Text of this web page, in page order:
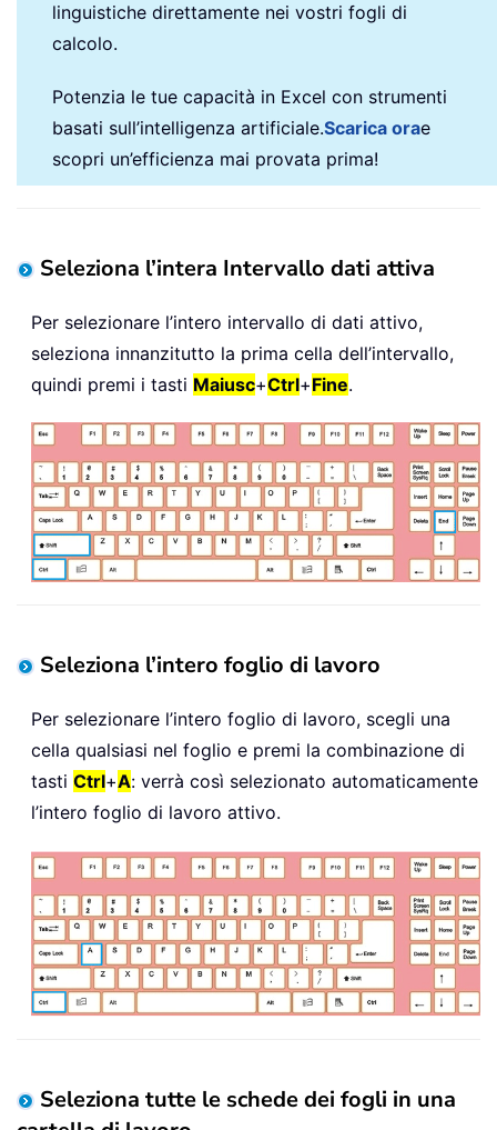
linguistiche direttamente nei vostri fogli di
calcolo.
Potenzia le tue capacità in Excel con strumenti
basati sull’intelligenza artificiale.Scarica orae
scopri un’efficienza mai provata prima!
Seleziona l’intera Intervallo dati attiva
Per selezionare l’intero intervallo di dati attivo,
seleziona innanzitutto la prima cella dell’intervallo,
quindi premi i tasti Maiusc+Ctrl+Fine.
Seleziona l’intero foglio di lavoro
Per selezionare l’intero foglio di lavoro, scegli una
cella qualsiasi nel foglio e premi la combinazione di
tasti Ctrl+A: verrà così selezionato automaticamente
l’intero foglio di lavoro attivo.
Seleziona tutte le schede dei fogli in una